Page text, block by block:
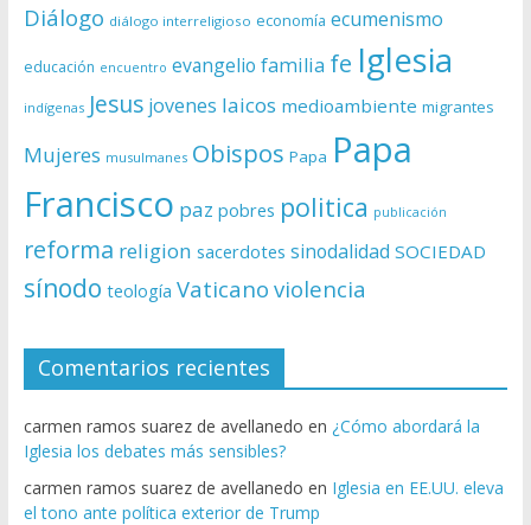
Diálogo diálogo interreligioso economía ecumenismo
educación encuentro evangelio familia fe Iglesia
indígenas Jesus jovenes laicos medioambiente migrantes
Mujeres musulmanes Obispos Papa Papa
Francisco paz pobres politica publicación
reforma religion sacerdotes sinodalidad SOCIEDAD
sínodo teología Vaticano violencia
Comentarios recientes
carmen ramos suarez de avellanedo en ¿Cómo abordará la
Iglesia los debates más sensibles?
carmen ramos suarez de avellanedo en Iglesia en EE.UU. eleva
el tono ante política exterior de Trump